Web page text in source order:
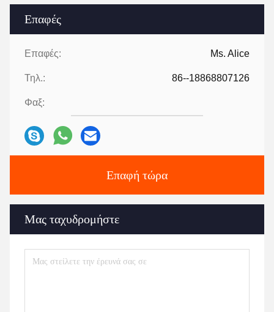
Επαφές
Επαφές: Ms. Alice
Τηλ.: 86--18868807126
Φαξ:
Επαφή τώρα
Μας ταχυδρομήστε